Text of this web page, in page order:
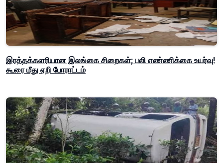
இரத்தக்களரியான இலங்கை சிறைகள்; பலி எண்ணிக்கை உயர்வு!
கூரை மீது ஏறி போராட்டம்